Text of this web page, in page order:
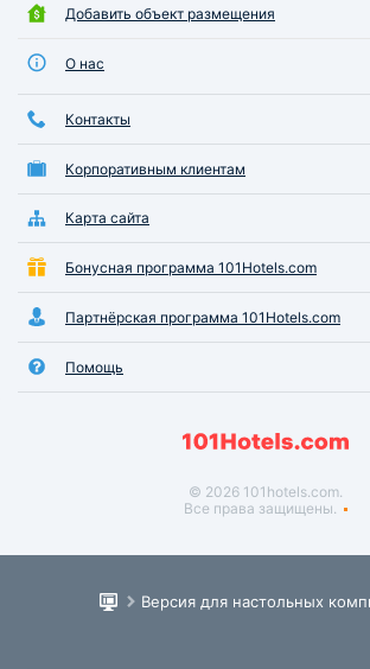
Добавить объект размещения
О нас
Контакты
Корпоративным клиентам
Карта сайта
Бонусная программа 101Hotels.com
Партнёрская программа 101Hotels.com
Помощь
© 2026 101hotels.com.
Все права защищены.
Версия для настольных